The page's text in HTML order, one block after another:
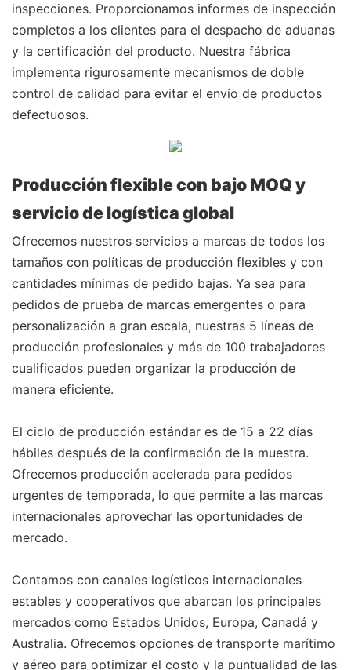
inspecciones. Proporcionamos informes de inspección
completos a los clientes para el despacho de aduanas
y la certificación del producto. Nuestra fábrica
implementa rigurosamente mecanismos de doble
control de calidad para evitar el envío de productos
defectuosos.
Producción flexible con bajo MOQ y
servicio de logística global
Ofrecemos nuestros servicios a marcas de todos los
tamaños con políticas de producción flexibles y con
cantidades mínimas de pedido bajas. Ya sea para
pedidos de prueba de marcas emergentes o para
personalización a gran escala, nuestras 5 líneas de
producción profesionales y más de 100 trabajadores
cualificados pueden organizar la producción de
manera eficiente.
El ciclo de producción estándar es de 15 a 22 días
hábiles después de la confirmación de la muestra.
Ofrecemos producción acelerada para pedidos
urgentes de temporada, lo que permite a las marcas
internacionales aprovechar las oportunidades de
mercado.
Contamos con canales logísticos internacionales
estables y cooperativos que abarcan los principales
mercados como Estados Unidos, Europa, Canadá y
Australia. Ofrecemos opciones de transporte marítimo
y aéreo para optimizar el costo y la puntualidad de las